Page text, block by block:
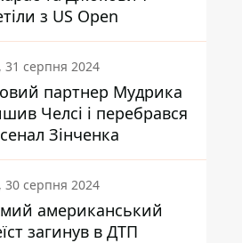
з US Open
31 серпня 2024
партнер Мудрика
Челсі і перебрався
Зінченка
30 серпня 2024
американський
загинув в ДТП